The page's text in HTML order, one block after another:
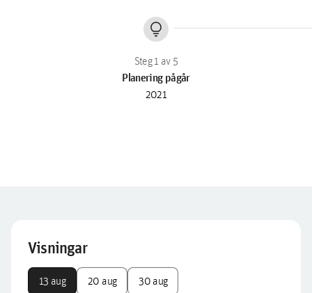
lightbulb
Planering pågår
2021
Visningar
13 aug 20 aug 30 aug